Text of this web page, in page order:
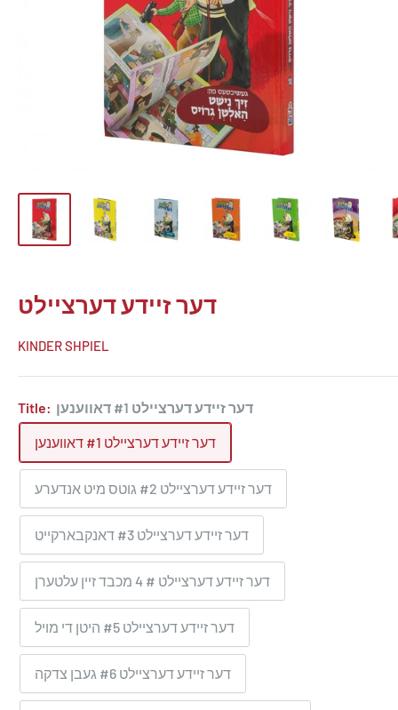
דער זיידע דערציילט
KINDER SHPIEL
Title: דער זיידע דערציילט #1 דאווענען
דער זיידע דערציילט #1 דאווענען
דער זיידע דערציילט #2 גוטס מיט אנדערע
דער זיידע דערציילט #3 דאנקבארקייט
דער זיידע דערציילט # 4 מכבד זיין עלטערן
דער זיידע דערציילט #5 היטן די מויל
דער זיידע דערציילט #6 געבן צדקה